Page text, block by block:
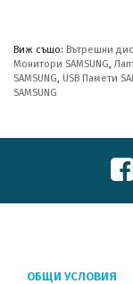
Виж също: Вътрешни
Монитори SAMSUNG,
SAMSUNG, USB Памети
SAMSUNG
ОБЩИ УСЛОВИЯ